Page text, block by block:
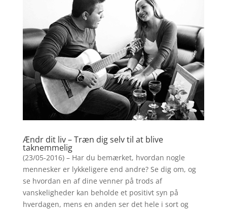
Ændr dit liv – Træn dig selv til at blive
taknemmelig
(23/05-2016) – Har du bemærket, hvordan nogle
mennesker er lykkeligere end andre? Se dig om, og
se hvordan en af dine venner på trods af
vanskeligheder kan beholde et positivt syn på
hverdagen, mens en anden ser det hele i sort og